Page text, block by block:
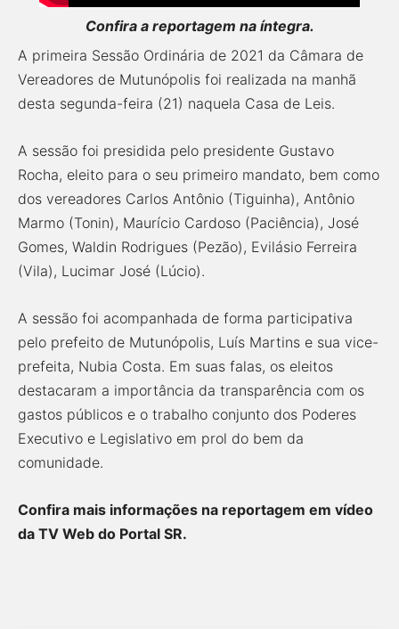
Confira a reportagem na íntegra.
A primeira Sessão Ordinária de 2021 da Câmara de
Vereadores de Mutunópolis foi realizada na manhã
desta segunda-feira (21) naquela Casa de Leis.
A sessão foi presidida pelo presidente Gustavo
Rocha, eleito para o seu primeiro mandato, bem como
dos vereadores Carlos Antônio (Tiguinha), Antônio
Marmo (Tonin), Maurício Cardoso (Paciência), José
Gomes, Waldin Rodrigues (Pezão), Evilásio Ferreira
(Vila), Lucimar José (Lúcio).
A sessão foi acompanhada de forma participativa
pelo prefeito de Mutunópolis, Luís Martins e sua vice-
prefeita, Nubia Costa. Em suas falas, os eleitos
destacaram a importância da transparência com os
gastos públicos e o trabalho conjunto dos Poderes
Executivo e Legislativo em prol do bem da
comunidade.
Confira mais informações na reportagem em vídeo
da TV Web do Portal SR.